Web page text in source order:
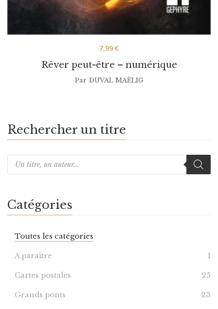
Rêver peut-être – numérique
7,99€
Par DUVAL MAËLIG
Rechercher un titre
Catégories
Toutes les catégories
A paraître 1
Cartes postales 25
Grands ponts 23